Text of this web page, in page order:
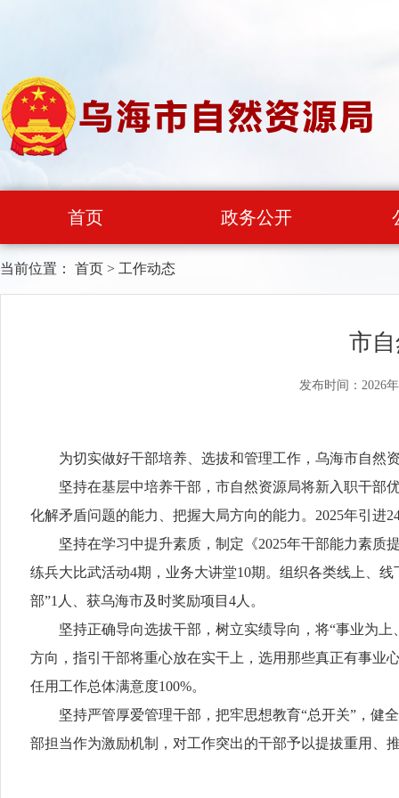
首页 政务公开
当前位置： 首页 > 工作动态
市
发布时间：2026
为切实做好干部培养、选拔和管理工作，乌海市自然
坚持在基层中培养干部，市自然资源局将新入职干部优
化解矛盾问题的能力、把握大局方向的能力。2025年引进
坚持在学习中提升素质，制定《2025年干部能力素质
练兵大比武活动4期，业务大讲堂10期。组织各类线上、
部”1人、获乌海市及时奖励项目4人。
坚持正确导向选拔干部，树立实绩导向，将“事业为上
方向，指引干部将重心放在实干上，选用那些真正有事业
任用工作总体满意度100%。
坚持严管厚爱管理干部，把牢思想教育“总开关”，健全
部担当作为激励机制，对工作突出的干部予以提拔重用、